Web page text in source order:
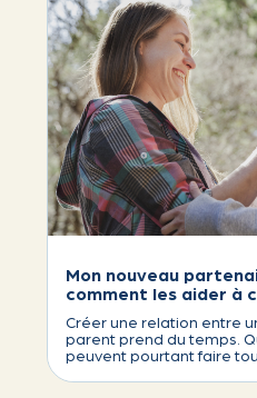
Mon nouveau
comment les aider à
Créer une relation entre
parent prend du temps.
peuvent pourtant faire